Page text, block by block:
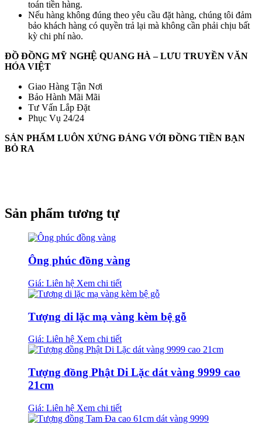
toán tiền hàng.
Nếu hàng không đúng theo yêu cầu đặt hàng, chúng tôi đảm
bảo khách hàng có quyền trả lại mà không cần phải chịu bất
kỳ chi phí nào.
ĐỒ ĐỒNG MỸ NGHỆ QUANG HÀ – LƯU TRUYỀN VĂN
HÓA VIỆT
Giao Hàng Tận Nơi
Bảo Hành Mãi Mãi
Tư Vấn Lắp Đặt
Phục Vụ 24/24
SẢN PHẨM LUÔN XỨNG ĐÁNG VỚI ĐỒNG TIỀN BẠN
BỎ RA
Sản phẩm tương tự
Ông phúc đồng vàng
Giá: Liên hệ Xem chi tiết
Tượng di lặc mạ vàng kèm bệ gỗ
Giá: Liên hệ Xem chi tiết
Tượng đồng Phật Di Lặc dát vàng 9999 cao
21cm
Giá: Liên hệ Xem chi tiết